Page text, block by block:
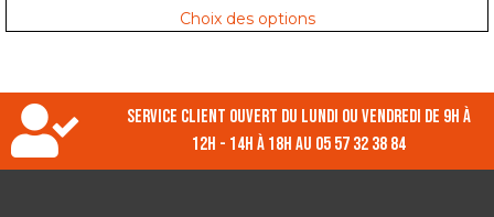
Choix des options
Service client ouvert du lundi ou vendredi de 9h à
12h - 14h à 18h au 05 57 32 38 84